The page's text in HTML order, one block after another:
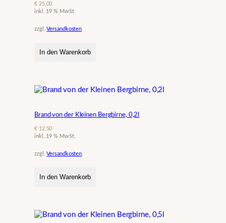
€25,00
inkl. 19 % MwSt.
zzgl.Versandkosten
In den Warenkorb
Brand von der Kleinen Bergbirne, 0,2l
€12,50
inkl. 19 % MwSt.
zzgl.Versandkosten
In den Warenkorb